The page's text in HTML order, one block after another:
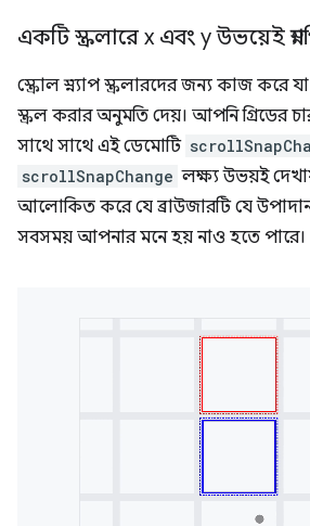
একটি স্ক্রলারে x এবং y উভয়েই
স্ক্রোল স্ন্যাপ স্ক্রলারদের জন্য কাজ করে
স্ক্রল করার অনুমতি দেয়। আপনি গ্রিডের
সাথে সাথে এই ডেমোটি
scrollSnapChange লক্ষ্য উভয়ই
আলোকিত করে যে ব্রাউজারটি যে
সবসময় আপনার মনে হয় নাও হতে পারে।